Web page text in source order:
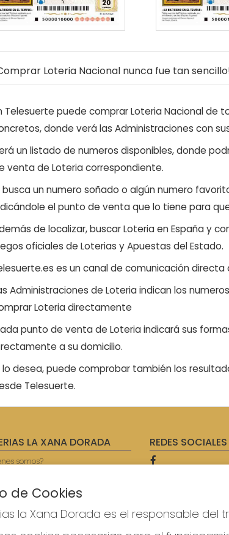
Loteria Nacional nunca fue tan
Telesuerte puede comprar Loteria Nacional de
donde verá las Administraciones con
un listado de numeros disponibles, donde
venta de Loteria correspondiente.
busca un numero soñado o algún numero
el punto de venta que lo tiene para
de localizar, buscar Loteria en España y
oficiales de Loterias y Apuestas del Estado.
es un canal de comunicación
Administraciones de Loteria indican los
Loteria directamente
punto de venta de Loteria indicará sus
a su domicilio.
lo desea, puede comprobar también los
Telesuerte.
LA XANA DORADA
somos?
REDES SOCIALES
de Cookies
la Xana Dorada es el responsable del